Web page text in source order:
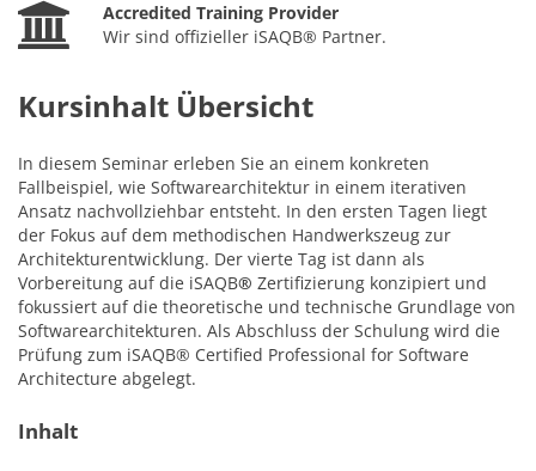
Accredited Training Provider
Wir sind offizieller iSAQB® Partner.
Kursinhalt Übersicht
In diesem Seminar erleben Sie an einem konkreten
Fallbeispiel, wie Softwarearchitektur in einem iterativen
Ansatz nachvollziehbar entsteht. In den ersten Tagen liegt
der Fokus auf dem methodischen Handwerkszeug zur
Architekturentwicklung. Der vierte Tag ist dann als
Vorbereitung auf die iSAQB® Zertifizierung konzipiert und
fokussiert auf die theoretische und technische Grundlage von
Softwarearchitekturen. Als Abschluss der Schulung wird die
Prüfung zum iSAQB® Certified Professional for Software
Architecture abgelegt.
Inhalt